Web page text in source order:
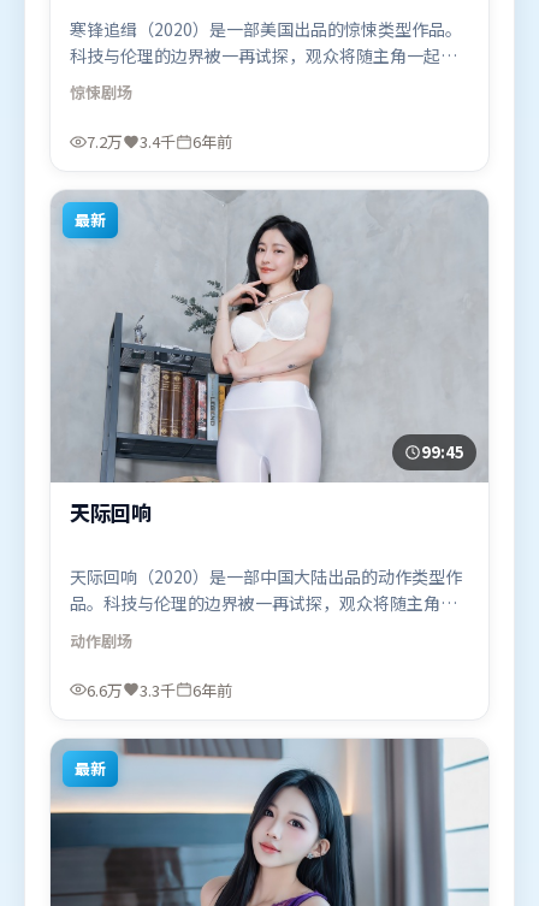
寒锋追缉（2020）是一部美国出品的惊悚类型作品。
科技与伦理的边界被一再试探，观众将随主角一起经
历道德震荡。人物关系网复杂却不凌乱，每场对手戏
都推动信息增量。由北野武执导，周冬雨、刘德华、
张家辉，弗洛伦丝·皮尤、朱一龙、胡歌等联袂出
线，适合喜欢惊悚题材的观众观看。
惊悚剧场
7.2万 3.4千 6年前
最新
99:45
天际回响
天际回响（2020）是一部中国大陆出品的动作类型作
品。科技与伦理的边界被一再试探，观众将随主角一
起经历道德震荡。摄影与美术共同营造出强烈地域气
质，增强沉浸感。由乌尔善执导，杨紫、孙艺珍、雷
佳音，托尼·贾、艾米莉·布朗特等联袂出演。影片
线，适合喜欢动作题材的观众观看。
动作剧场
6.6万 3.3千 6年前
最新